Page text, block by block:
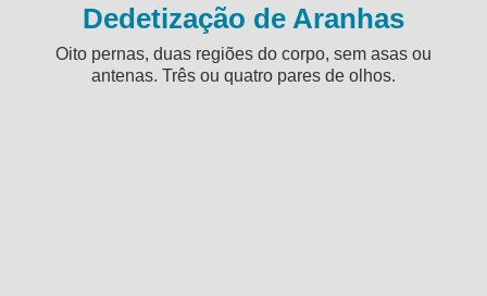
Dedetização de Aranhas
Oito pernas, duas regiões do corpo, sem asas ou
antenas. Três ou quatro pares de olhos.